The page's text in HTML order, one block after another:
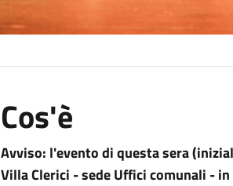
Cos'è
Avviso: l'evento di questa sera
Villa Clerici - sede Uffici comunali -